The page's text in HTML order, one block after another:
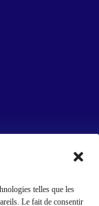
telles que les
Le fait de consentir